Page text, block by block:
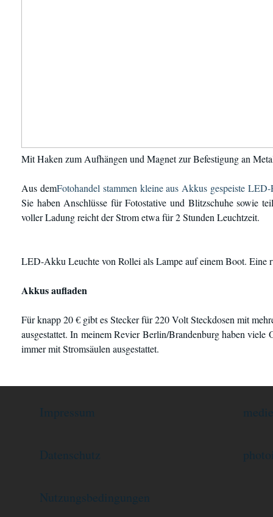
Mit Haken zum Aufhängen und Magnet zur Befestigung an
Aus demFotohandel stammen kleine aus Akkus gespeiste LED-
Sie haben Anschlüsse für Fotostative und Blitzschuhe sowie
voller Ladung reicht der Strom etwa für 2 Stunden Leuchtzeit.
LED-Akku Leuchte von Rollei als Lampe auf einem Boot.
Akkus aufladen
Für knapp 20 € gibt es Stecker für 220 Volt Steckdosen mit
ausgestattet. In meinem Revier Berlin/Brandenburg haben
immer mit Stromsäulen ausgestattet.
Impressum
Datenschutz
Nutzungsbedingungen